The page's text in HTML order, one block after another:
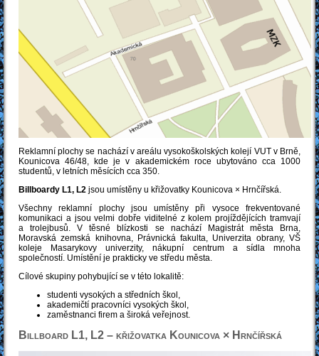
Reklamní plochy se nachází v areálu vysokoškolských kolejí VUT v Brně,
Kounicova 46/48, kde je v akademickém roce ubytováno cca 1000
studentů, v letních měsících cca 350.
Billboardy L1, L2 jsou umístěny u křižovatky Kounicova × Hrnčířská.
Všechny reklamní plochy jsou umístěny při vysoce frekventované
komunikaci a jsou velmi dobře viditelné z kolem projíždějících tramvají
a trolejbusů. V těsné blízkosti se nachází Magistrát města Brna,
Moravská zemská knihovna, Právnická fakulta, Univerzita obrany, VŠ
koleje Masarykovy univerzity, nákupní centrum a sídla mnoha
společností. Umístění je prakticky ve středu města.
Cílové skupiny pohybující se v této lokalitě:
studenti vysokých a středních škol,
akademičtí pracovníci vysokých škol,
zaměstnanci firem a široká veřejnost.
Billboard L1, L2 – křižovatka Kounicova × Hrnčířská